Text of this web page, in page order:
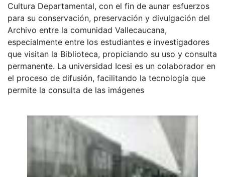
Cultura Departamental, con el fin de aunar esfuerzos
para su conservación, preservación y divulgación del
Archivo entre la comunidad Vallecaucana,
especialmente entre los estudiantes e investigadores
que visitan la Biblioteca, propiciando su uso y consulta
permanente. La universidad Icesi es un colaborador en
el proceso de difusión, facilitando la tecnología que
permite la consulta de las imágenes